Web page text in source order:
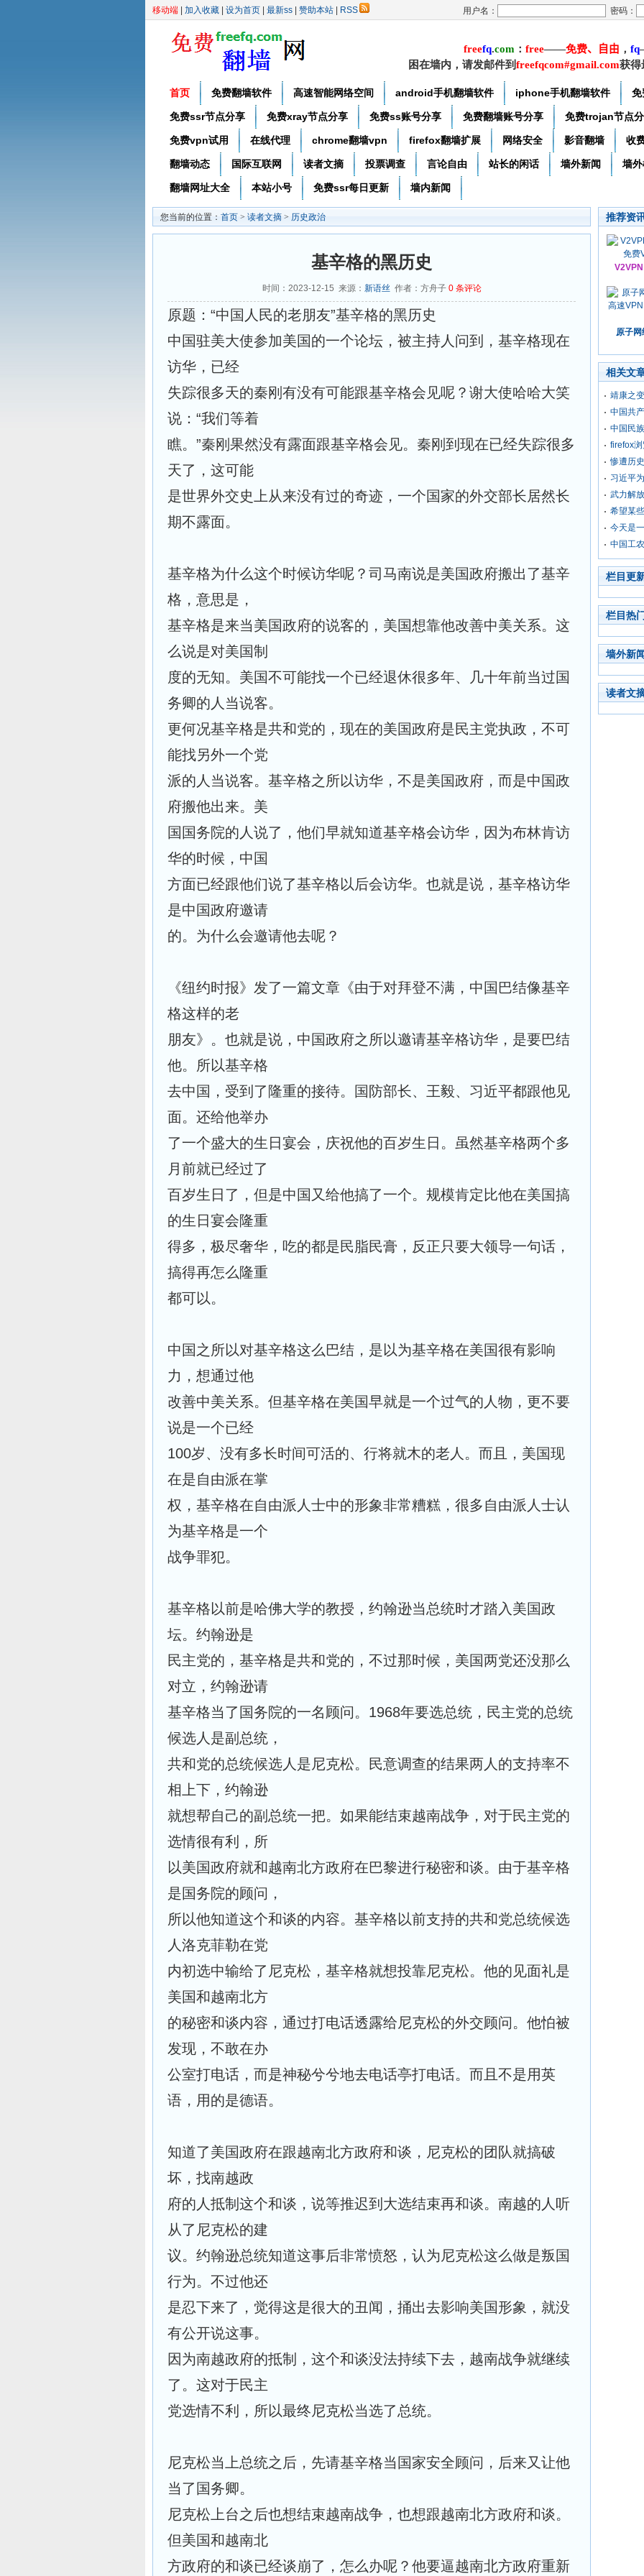
移动端 加入收藏 设为首页 最新ss 赞助本站 RSS 用户名： 密码：
freefq.com ： free——免费、自由 ， fq
困在墙内，请发邮件到freefqcom#gmail.com获得
首页 免费翻墙软件 高速智能网络空间 android手机翻墙软件 iphone手机翻墙软件 免
免费ssr节点分享 免费xray节点分享 免费ss账号分享 免费翻墙账号分享 免费trojan节点
免费vpn试用 在线代理 chrome翻墙vpn firefox翻墙扩展 网络安全 影音翻墙 收
翻墙动态 国际互联网 读者文摘 投票调查 言论自由 站长的闲话 墙外新闻 墙
翻墙网址大全 本站小号 免费ssr每日更新 墙内新闻
您当前的位置： 首页 > 读者文摘 > 历史政治
基辛格的黑历史
时间：2023-12-15 来源： 新语丝 作者：方舟子 0 条评论
原题：“中国人民的老朋友”基辛格的黑历史
中国驻美大使参加美国的一个论坛，被主持人问到，基辛格现在
访华，已经
失踪很多天的秦刚有没有可能跟基辛格会见呢？谢大使哈哈大笑
说：“我们等着
瞧。”秦刚果然没有露面跟基辛格会见。秦刚到现在已经失踪很多
天了，这可能
是世界外交史上从来没有过的奇迹，一个国家的外交部长居然长
期不露面。
基辛格为什么这个时候访华呢？司马南说是美国政府搬出了基辛
格，意思是，
基辛格是来当美国政府的说客的，美国想靠他改善中美关系。这
么说是对美国制
度的无知。美国不可能找一个已经退休很多年、几十年前当过国
务卿的人当说客。
更何况基辛格是共和党的，现在的美国政府是民主党执政，不可
能找另外一个党
派的人当说客。基辛格之所以访华，不是美国政府，而是中国政
府搬他出来。美
国国务院的人说了，他们早就知道基辛格会访华，因为布林肯访
华的时候，中国
方面已经跟他们说了基辛格以后会访华。也就是说，基辛格访华
是中国政府邀请
的。为什么会邀请他去呢？
《纽约时报》发了一篇文章《由于对拜登不满，中国巴结像基辛
格这样的老
朋友》。也就是说，中国政府之所以邀请基辛格访华，是要巴结
他。所以基辛格
去中国，受到了隆重的接待。国防部长、王毅、习近平都跟他见
面。还给他举办
了一个盛大的生日宴会，庆祝他的百岁生日。虽然基辛格两个多
月前就已经过了
百岁生日了，但是中国又给他搞了一个。规模肯定比他在美国搞
的生日宴会隆重
得多，极尽奢华，吃的都是民脂民膏，反正只要大领导一句话，
搞得再怎么隆重
都可以。
中国之所以对基辛格这么巴结，是以为基辛格在美国很有影响
力，想通过他
改善中美关系。但基辛格在美国早就是一个过气的人物，更不要
说是一个已经
100岁、没有多长时间可活的、行将就木的老人。而且，美国现
在是自由派在掌
权，基辛格在自由派人士中的形象非常糟糕，很多自由派人士认
为基辛格是一个
战争罪犯。
基辛格以前是哈佛大学的教授，约翰逊当总统时才踏入美国政
坛。约翰逊是
民主党的，基辛格是共和党的，不过那时候，美国两党还没那么
对立，约翰逊请
基辛格当了国务院的一名顾问。1968年要选总统，民主党的总统
候选人是副总统，
共和党的总统候选人是尼克松。民意调查的结果两人的支持率不
相上下，约翰逊
就想帮自己的副总统一把。如果能结束越南战争，对于民主党的
选情很有利，所
以美国政府就和越南北方政府在巴黎进行秘密和谈。由于基辛格
是国务院的顾问，
所以他知道这个和谈的内容。基辛格以前支持的共和党总统候选
人洛克菲勒在党
内初选中输给了尼克松，基辛格就想投靠尼克松。他的见面礼是
美国和越南北方
的秘密和谈内容，通过打电话透露给尼克松的外交顾问。他怕被
发现，不敢在办
公室打电话，而是神秘兮兮地去电话亭打电话。而且不是用英
语，用的是德语。
知道了美国政府在跟越南北方政府和谈，尼克松的团队就搞破
坏，找南越政
府的人抵制这个和谈，说等推迟到大选结束再和谈。南越的人听
从了尼克松的建
议。约翰逊总统知道这事后非常愤怒，认为尼克松这么做是叛国
行为。不过他还
是忍下来了，觉得这是很大的丑闻，捅出去影响美国形象，就没
有公开说这事。
因为南越政府的抵制，这个和谈没法持续下去，越南战争就继续
了。这对于民主
党选情不利，所以最终尼克松当选了总统。
尼克松当上总统之后，先请基辛格当国家安全顾问，后来又让他
当了国务卿。
尼克松上台之后也想结束越南战争，也想跟越南北方政府和谈。
但美国和越南北
方政府的和谈已经谈崩了，怎么办呢？他要逼越南北方政府重新
推荐资
原子
相关文
靖康之
中国共
中国民
firefox
惨遭历
习近平
武力解
希望某
今天是
中国工
栏目更
栏目热
墙外新
读者文